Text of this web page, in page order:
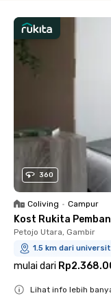
360
Coliving • Campur
Kost Rukita
Petojo Utara, Gambir
1.5 km dari
mulai dari
Lihat info lebih